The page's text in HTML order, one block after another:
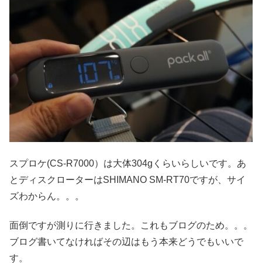
スプロケ(CS-R7000）は大体304gくらいらしいです。あ
とディスクローターはSHIMANO SM-RT70ですが、サイ
ズわからん。。。
面倒ですが測りに行きました。これもブログのため。。。
ブログ書いてなければその辺はもう本来どうでもいいで
す。